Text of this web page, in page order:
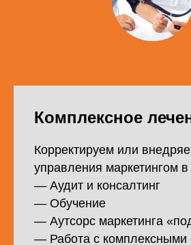
Комплексное
Корректируем или
управления маркетингом
— Аудит и консалтинг
— Обучение
— Аутсорс маркетинга
— Работа с комплексными